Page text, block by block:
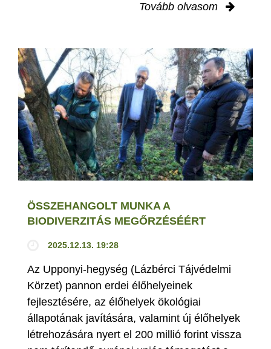
Tovább olvasom
ÖSSZEHANGOLT MUNKA A
BIODIVERZITÁS MEGŐRZÉSÉÉRT
2025.12.13. 19:28
Az Upponyi-hegység (Lázbérci Tájvédelmi
Körzet) pannon erdei élőhelyeinek
fejlesztésére, az élőhelyek ökológiai
állapotának javítására, valamint új élőhelyek
létrehozására nyert el 200 millió forint vissza